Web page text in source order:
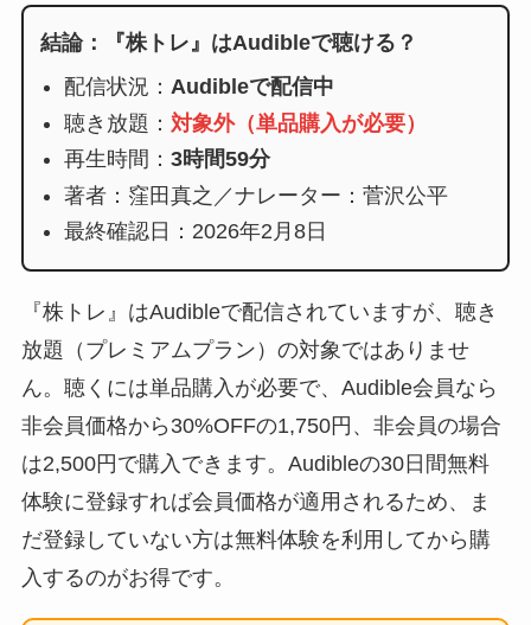
結論：『株トレ』はAudibleで聴ける？
配信状況： Audibleで配信中
聴き放題： 対象外（単品購入が必要）
再生時間： 3時間59分
著者：窪田真之／ナレーター：菅沢公平
最終確認日：2026年2月8日
『株トレ』はAudibleで配信されていますが、聴き
放題（プレミアムプラン）の対象ではありませ
ん。聴くには単品購入が必要で、Audible会員なら
非会員価格から30%OFFの1,750円、非会員の場合
は2,500円で購入できます。Audibleの30日間無料
体験に登録すれば会員価格が適用されるため、ま
だ登録していない方は無料体験を利用してから購
入するのがお得です。